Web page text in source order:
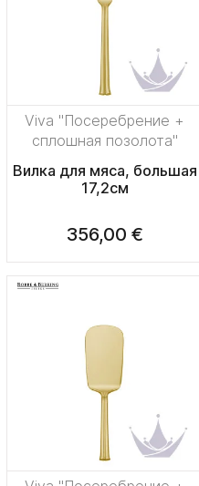
Viva "Посеребрение +
сплошная позолота"
Вилка для мяса, большая
17,2см
356,00 €